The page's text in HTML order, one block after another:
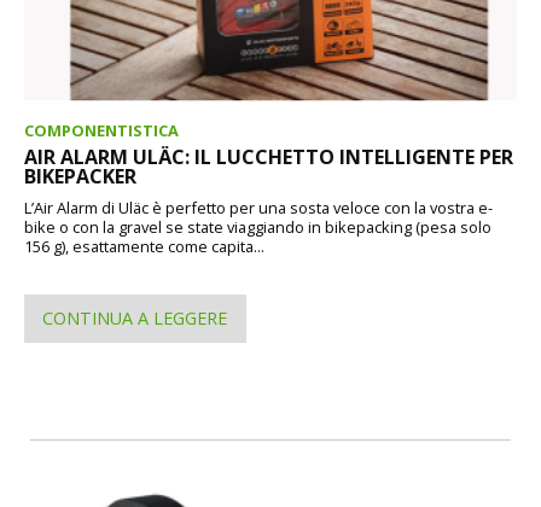
COMPONENTISTICA
AIR ALARM ULÄC: IL LUCCHETTO INTELLIGENTE PER
BIKEPACKER
L’Air Alarm di Uläc è perfetto per una sosta veloce con la vostra e-
bike o con la gravel se state viaggiando in bikepacking (pesa solo
156 g), esattamente come capita...
CONTINUA A LEGGERE